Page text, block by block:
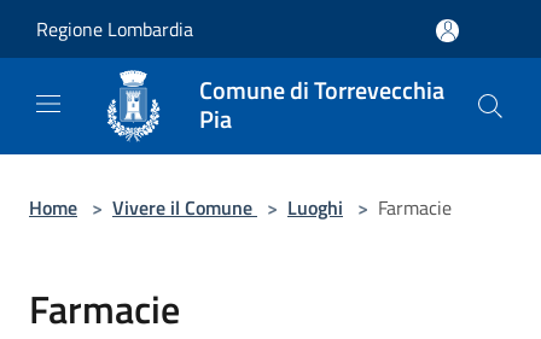
Regione Lombardia
Comune di Torrevecchia
Pia
Home > Vivere il Comune > Luoghi > Farmacie
Farmacie